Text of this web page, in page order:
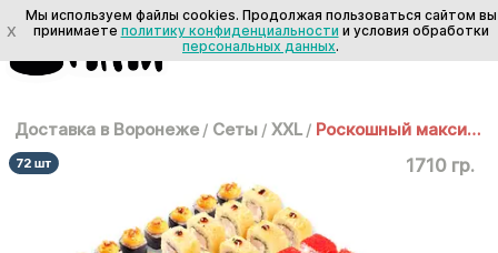
Доставка в Воронеже / Сеты / XXL / Роскошный максимум
1710 гр.
X
Мы используем файлы cookies. Продолжая пользоваться сайтом вы
принимаете политику конфиденциальности и условия обработки
персональных данных.